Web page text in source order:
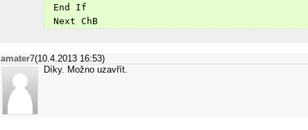
End If
Next ChB
amater7(10.4.2013 16:53)
Díky. Možno uzavřít.